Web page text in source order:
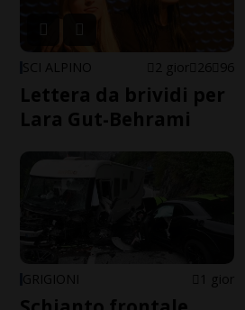
SCI ALPINO 2 gior 26 96
Lettera da brividi per
Lara Gut-Behrami
GRIGIONI 1 gior